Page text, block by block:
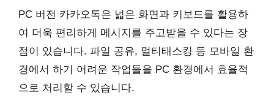
PC 버전 카카오톡은 넓은 화면과 키보드를 활용하
여 더욱 편리하게 메시지를 주고받을 수 있다는 장
점이 있습니다. 파일 공유, 멀티태스킹 등 모바일 환
경에서 하기 어려운 작업들을 PC 환경에서 효율적
으로 처리할 수 있습니다.